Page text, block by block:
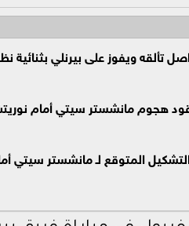
تألقه ويفوز على بيرنلي بثنائية
هجوم مانشستر سيتي أمام نوريتش
المتوقع لـ مانشستر سيتي